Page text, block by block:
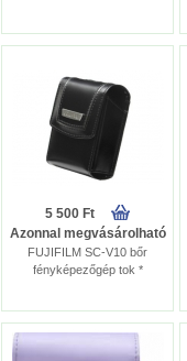
5 500 Ft
Azonnal megvásárolható
FUJIFILM SC-V10 bőr
fényképezőgép tok *